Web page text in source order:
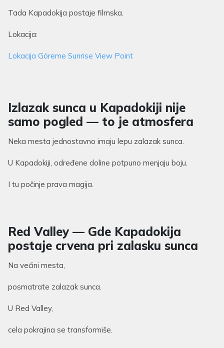
Tada Kapadokija postaje filmska.
Lokacija:
Lokacija Göreme Sunrise View Point
Izlazak sunca u Kapadokiji nije
samo pogled — to je atmosfera
Neka mesta jednostavno imaju lepu zalazak sunca.
U Kapadokiji, određene doline potpuno menjaju boju.
I tu počinje prava magija.
Red Valley — Gde Kapadokija
postaje crvena pri zalasku sunca
Na većini mesta,
posmatrate zalazak sunca.
U Red Valley,
cela pokrajina se transformiše.